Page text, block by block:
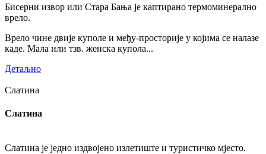
Бисерни извор или Стара Бања је каптирано термоминерално
врело.
Врело чине двије куполе и међу-просторије у којима се налазе
каде. Мала или тзв. женска купола...
Детаљно
Слатина
Слатина
Слатина је једно издвојено излетиште и туристичко мјесто.